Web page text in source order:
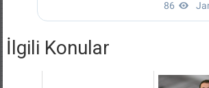
İlgili Konular